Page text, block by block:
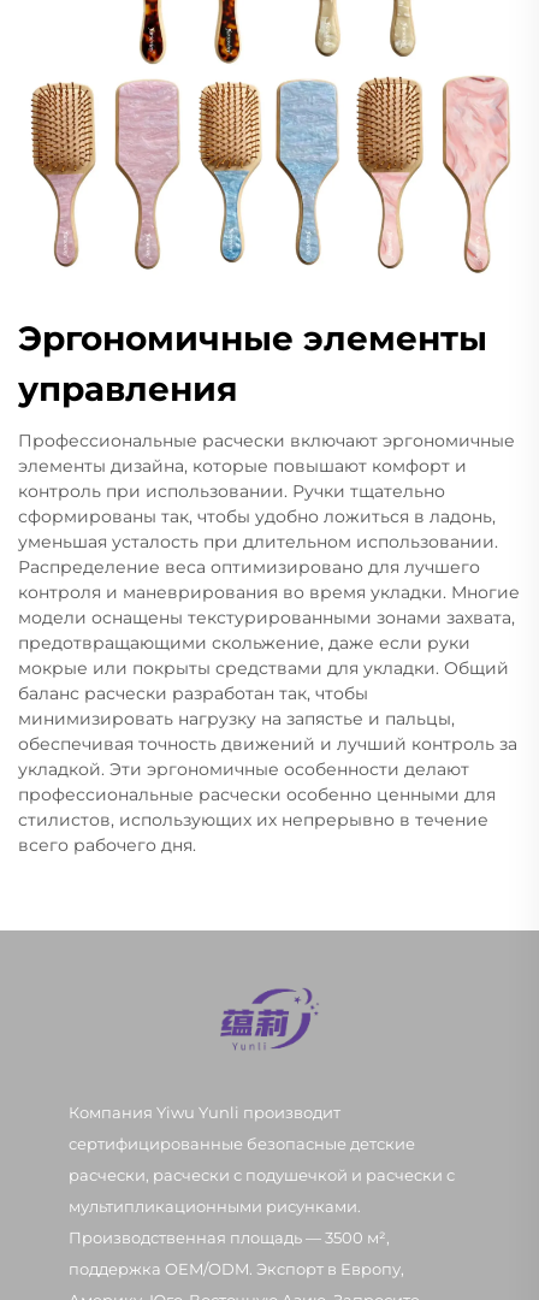
Эргономичные элементы
управления
Профессиональные расчески включают эргономичные
элементы дизайна, которые повышают комфорт и
контроль при использовании. Ручки тщательно
сформированы так, чтобы удобно ложиться в ладонь,
уменьшая усталость при длительном использовании.
Распределение веса оптимизировано для лучшего
контроля и маневрирования во время укладки. Многие
модели оснащены текстурированными зонами захвата,
предотвращающими скольжение, даже если руки
мокрые или покрыты средствами для укладки. Общий
баланс расчески разработан так, чтобы
минимизировать нагрузку на запястье и пальцы,
обеспечивая точность движений и лучший контроль за
укладкой. Эти эргономичные особенности делают
профессиональные расчески особенно ценными для
стилистов, использующих их непрерывно в течение
всего рабочего дня.
Компания Yiwu Yunli производит
сертифицированные безопасные детские
расчески, расчески с подушечкой и расчески с
мультипликационными рисунками.
Производственная площадь — 3500 м²,
поддержка OEM/ODM. Экспорт в Европу,